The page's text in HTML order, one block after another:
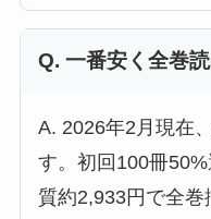
Q. 一番安く全巻
A. 2026年2月現在
す。初回100冊
質約2,933円で全